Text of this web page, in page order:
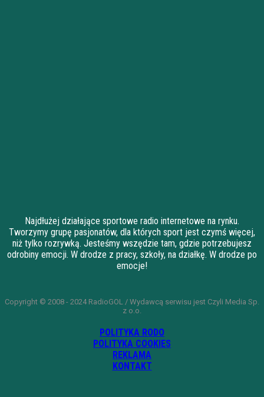
Najdłużej działające sportowe radio internetowe na rynku.
Tworzymy grupę pasjonatów, dla których sport jest czymś więcej,
niż tylko rozrywką. Jesteśmy wszędzie tam, gdzie potrzebujesz
odrobiny emocji. W drodze z pracy, szkoły, na działkę. W drodze po
emocje!
Copyright © 2008 - 2024 RadioGOL / Wydawcą serwisu jest Czyli Media Sp.
z o.o.
POLITYKA RODO
POLITYKA COOKIES
REKLAMA
KONTAKT